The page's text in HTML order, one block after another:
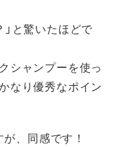
と驚いたほどで
シャンプーを使っ
なり優秀なポイン
、同感です！